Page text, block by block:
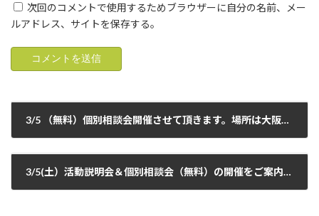
次回のコメントで使用するためブラウザーに自分の名前、メー
ルアドレス、サイトを保存する。
3/5 （無料）個別相談会開催させて頂きます。場所は大阪梅田駅近くになります。ご利用頂ければと思います。
3/5(土）活動説明会＆個別相談会（無料）の開催をご案内申し上げます。阪急梅田駅近くでの開催です。ご利用頂ければ幸いです。